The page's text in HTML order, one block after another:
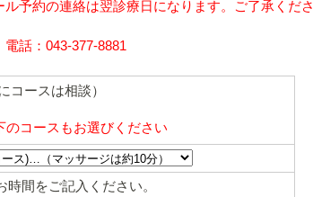
予約の連絡は翌診療日になります。ご了承くださ
話：043-377-8881
ースは相談）
コースもお選びください
時間をご記入ください。